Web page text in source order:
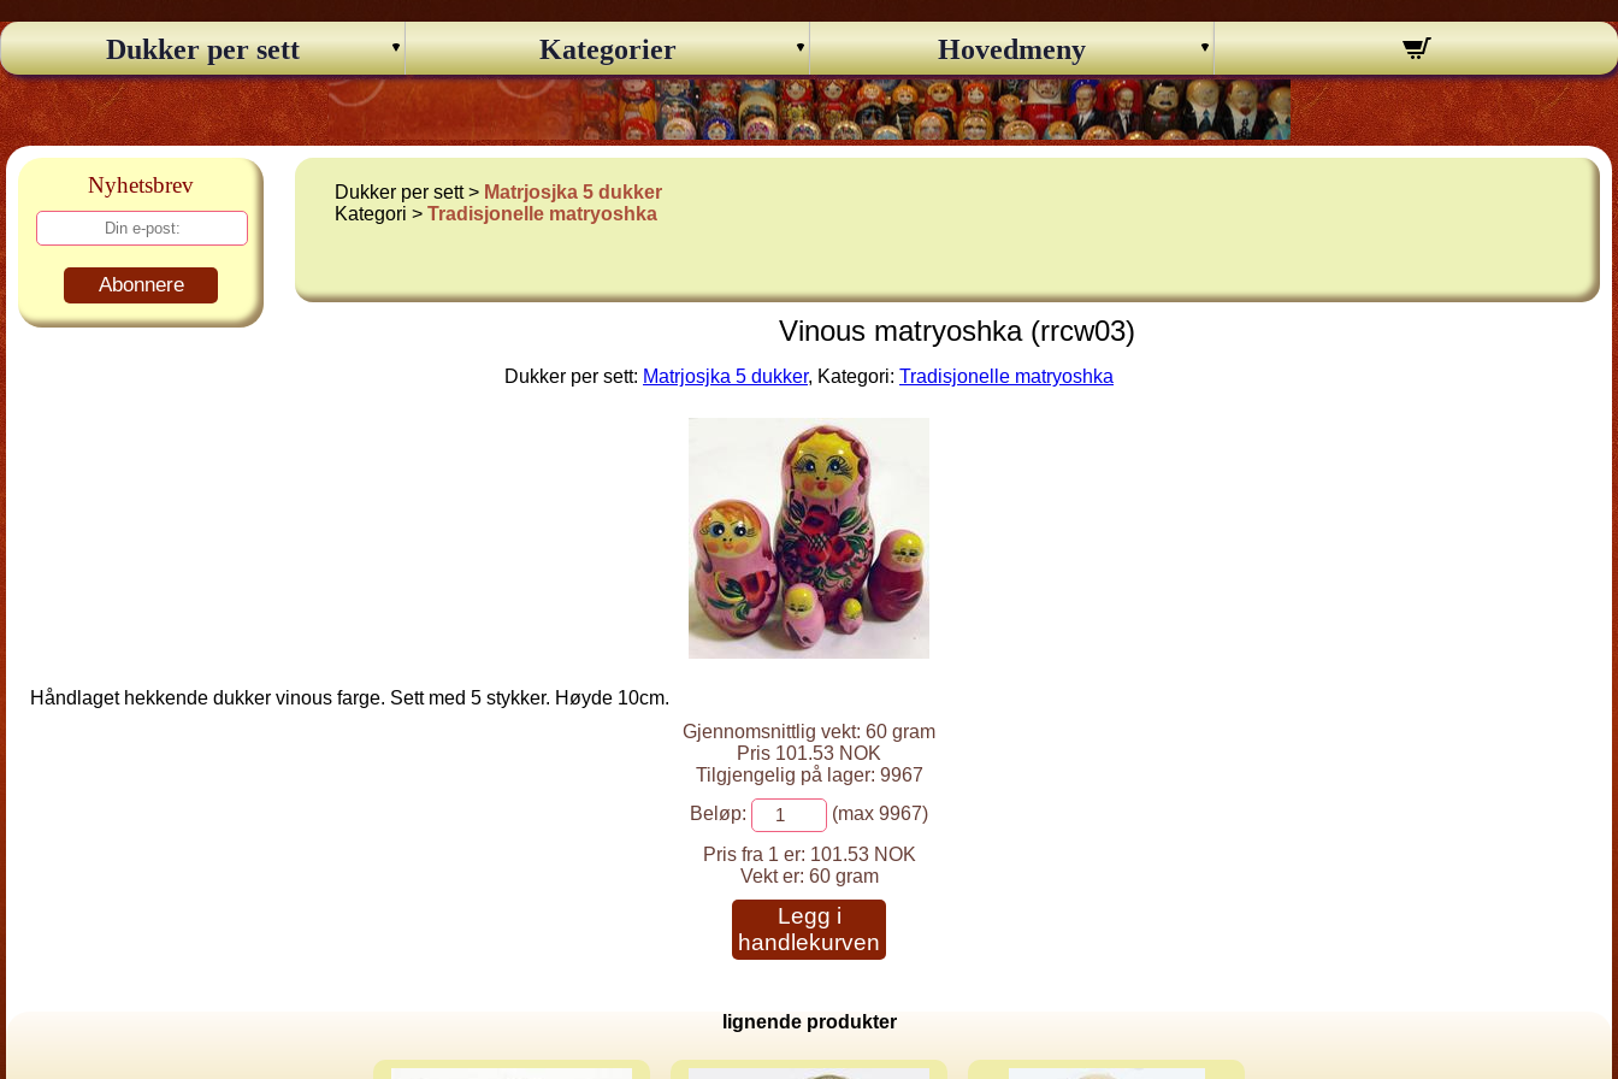
Dukker per sett Kategorier Hovedmeny
Nyhetsbrev
Abonnere
Dukker per sett > Matrjosjka 5 dukker
Kategori >Tradisjonelle matryoshka
Vinous matryoshka (rrcw03)
Dukker per sett: Matrjosjka 5 dukker, Kategori: Tradisjonelle matryoshka
Håndlaget hekkende dukker vinous farge. Sett med 5 stykker. Høyde 10cm.
Gjennomsnittlig vekt: 60 gram
Pris 101.53 NOK
Tilgjengelig på lager: 9967
Beløp:
(max 9967)
Pris fra 1 er: 101.53 NOK
Vekt er: 60 gram
Legg i
handlekurven
lignende produkter